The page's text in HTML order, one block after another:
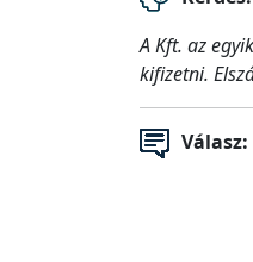
A Kft. az
kifizetni.
Válasz: